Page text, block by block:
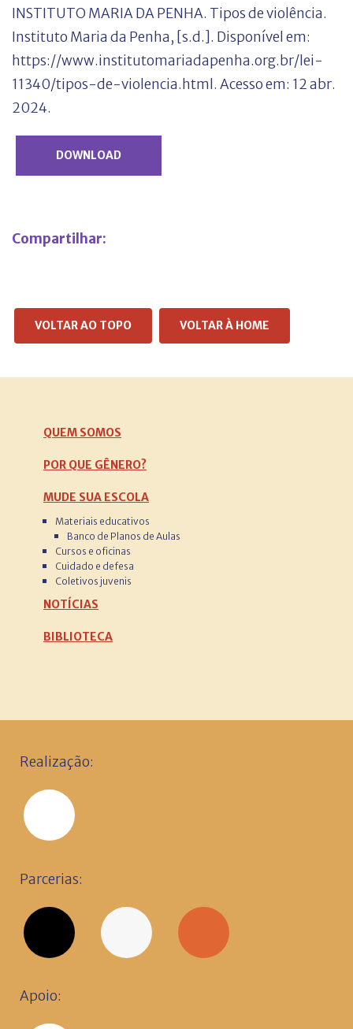
INSTITUTO MARIA DA PENHA. Tipos de violência.
Instituto Maria da Penha, [s.d.]. Disponível em:
https://www.institutomariadapenha.org.br/lei-
11340/tipos-de-violencia.html. Acesso em: 12 abr.
2024.
DOWNLOAD
Compartilhar:
VOLTAR AO TOPO VOLTAR À HOME
QUEM SOMOS
POR QUE GÊNERO?
MUDE SUA ESCOLA
Materiais educativos
Banco de Planos de Aulas
Cursos e oficinas
Cuidado e defesa
Coletivos juvenis
NOTÍCIAS
BIBLIOTECA
Realização:
Parcerias:
Apoio: